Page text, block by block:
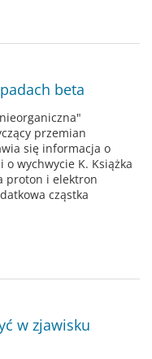
beta
przemian
się informacja o
wychwycie K. Książka
proton i elektron
cząstka
w zjawisku